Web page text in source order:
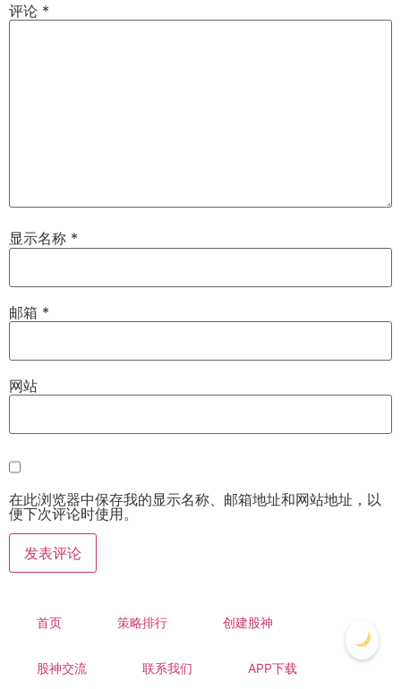
评论 *
显示名称 *
邮箱 *
网站
在此浏览器中保存我的显示名称、邮箱地址和网站地址，以
便下次评论时使用。
首页 策略排行 创建股神
股神交流 联系我们 APP下载